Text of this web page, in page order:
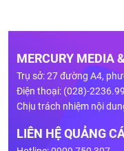
MERCURY MEDIA
Trụ sở: 27 đường A4,
Điện thoại: (028)-
Chịu trách nhiệm nội
LIÊN HỆ QUẢNG